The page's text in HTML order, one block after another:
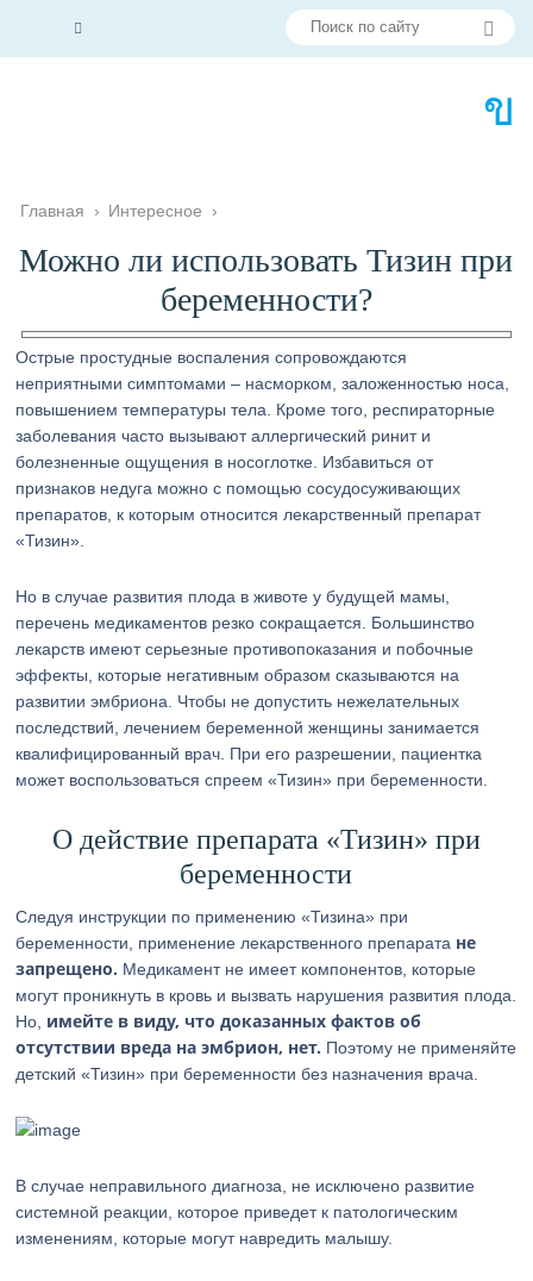
Главная › Интересное ›
Можно ли использовать Тизин при
беременности?
Острые простудные воспаления сопровождаются
неприятными симптомами – насморком, заложенностью носа,
повышением температуры тела. Кроме того, респираторные
заболевания часто вызывают аллергический ринит и
болезненные ощущения в носоглотке. Избавиться от
признаков недуга можно с помощью сосудосуживающих
препаратов, к которым относится лекарственный препарат
«Тизин».
Но в случае развития плода в животе у будущей мамы,
перечень медикаментов резко сокращается. Большинство
лекарств имеют серьезные противопоказания и побочные
эффекты, которые негативным образом сказываются на
развитии эмбриона. Чтобы не допустить нежелательных
последствий, лечением беременной женщины занимается
квалифицированный врач. При его разрешении, пациентка
может воспользоваться спреем «Тизин» при беременности.
О действие препарата «Тизин» при
беременности
Следуя инструкции по применению «Тизина» при
беременности, применение лекарственного препарата не
запрещено. Медикамент не имеет компонентов, которые
могут проникнуть в кровь и вызвать нарушения развития плода.
Но, имейте в виду, что доказанных фактов об
отсутствии вреда на эмбрион, нет. Поэтому не применяйте
детский «Тизин» при беременности без назначения врача.
В случае неправильного диагноза, не исключено развитие
системной реакции, которое приведет к патологическим
изменениям, которые могут навредить малышу.